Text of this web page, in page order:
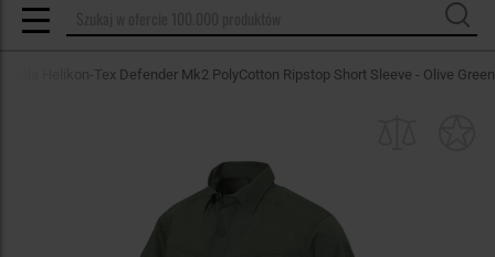
Helikon-Tex Defender Mk2 PolyCotton Ripstop Short Sleeve - Olive Green